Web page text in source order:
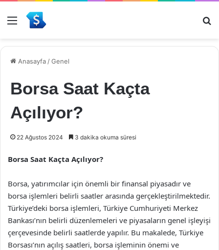
Menü
Anasayfa /Genel
Borsa Saat Kaçta
Açılıyor?
22 Ağustos 2024 3 dakika okuma süresi
Borsa Saat Kaçta Açılıyor?
Borsa, yatırımcılar için önemli bir finansal piyasadır ve
borsa işlemleri belirli saatler arasında gerçekleştirilmektedir.
Türkiye’deki borsa işlemleri, Türkiye Cumhuriyeti Merkez
Bankası’nın belirli düzenlemeleri ve piyasaların genel işleyişi
çerçevesinde belirli saatlerde yapılır. Bu makalede, Türkiye
Borsası’nın açılış saatleri, borsa işleminin önemi ve